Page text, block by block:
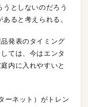
としないのだろう
ると考えられる。
発表のタイミング
ては、今はエンタ
内に入れやすいと
ーネット）がトレン